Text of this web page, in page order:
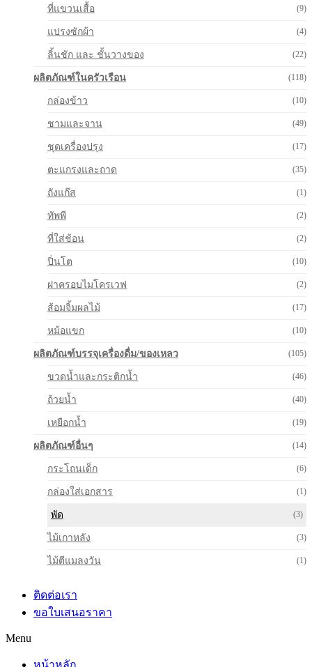
ที่แขวนเสื้อ (9)
แปรงซักผ้า (4)
ลิ้นชัก และ ชั้นวางของ (22)
ผลิตภัณฑ์ในครัวเรือน (118)
กล่องข้าว (10)
ชามและจาน (49)
ชุดเครื่องปรุง (17)
ตะแกรงและถาด (35)
ถังแก๊ส (1)
ทัพพี (2)
ที่ใส่ช้อน (2)
ปิ่นโต (10)
ฝาครอบไมโครเวฟ (2)
ส้อมจิ้มผลไม้ (17)
หม้อแขก (10)
ผลิตภัณฑ์บรรจุเครื่องดื่ม/ของเหลว (105)
ขวดน้ำและกระติกน้ำ (46)
ถ้วยน้ำ (40)
เหยือกน้ำ (19)
ผลิตภัณฑ์อื่นๆ (14)
กระโถนเด็ก (6)
กล่องใส่เอกสาร (1)
พัด (3)
ไม้เกาหลัง (3)
ไม้ตีแมลงวัน (1)
ติดต่อเรา
ขอใบเสนอราคา
Menu
หน้าหลัก